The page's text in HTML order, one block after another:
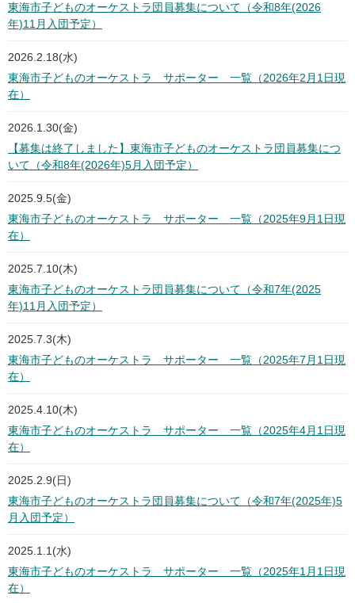
東海市子どものオーケストラ団員募集について（令和8年(2026
年)11月入団予定）
2026.2.18(水)
東海市子どものオーケストラ サポーター 一覧（2026年2月1日現
在）
2026.1.30(金)
【募集は終了しました】東海市子どものオーケストラ団員募集につ
いて（令和8年(2026年)5月入団予定）
2025.9.5(金)
東海市子どものオーケストラ サポーター 一覧（2025年9月1日現
在）
2025.7.10(木)
東海市子どものオーケストラ団員募集について（令和7年(2025
年)11月入団予定）
2025.7.3(木)
東海市子どものオーケストラ サポーター 一覧（2025年7月1日現
在）
2025.4.10(木)
東海市子どものオーケストラ サポーター 一覧（2025年4月1日現
在）
2025.2.9(日)
東海市子どものオーケストラ団員募集について（令和7年(2025年)5
月入団予定）
2025.1.1(水)
東海市子どものオーケストラ サポーター 一覧（2025年1月1日現
在）